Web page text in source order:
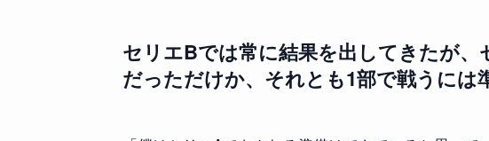
セリエBでは常に結果を出してきたが
だっただけか、それとも1部で戦うには